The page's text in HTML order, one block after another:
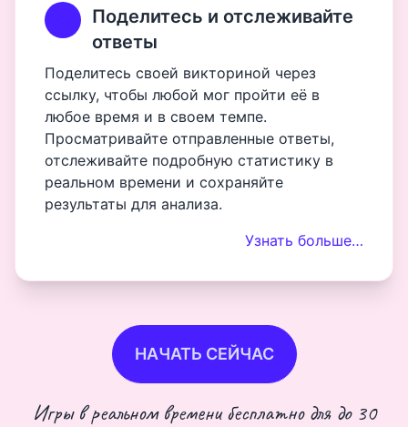
Поделитесь и отслеживайте
ответы
Поделитесь своей викториной через
ссылку, чтобы любой мог пройти её в
любое время и в своем темпе.
Просматривайте отправленные ответы,
отслеживайте подробную статистику в
реальном времени и сохраняйте
результаты для анализа.
Узнать больше…
НАЧАТЬ СЕЙЧАС
Игры в реальном времени бесплатно для до 30